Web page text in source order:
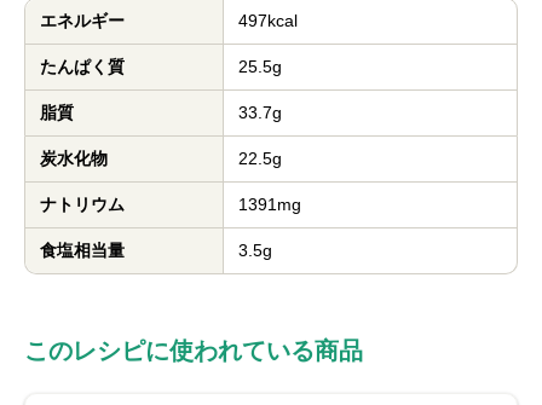
エネルギー 497kcal
たんぱく質 25.5g
脂質 33.7g
炭水化物 22.5g
ナトリウム 1391mg
食塩相当量 3.5g
このレシピに使われている商品